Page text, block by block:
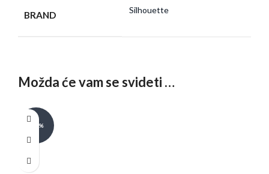
BRAND Silhouette
Možda će vam se svideti …
-20%